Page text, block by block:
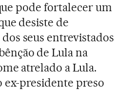
pode fortalecer um
desiste de
seus entrevistados
de Lula na
atrelado a Lula.
ex-presidente preso